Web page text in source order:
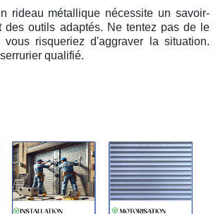
rideau métallique nécessite un savoir-
des outils adaptés. Ne tentez pas de le
vous risqueriez d'aggraver la situation.
qualifié.